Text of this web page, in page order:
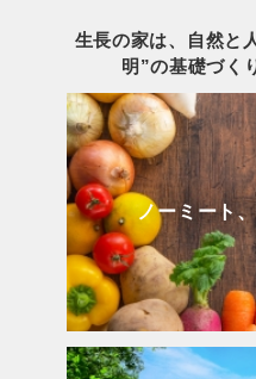
生長の家は、自然と
明”の基礎づく
ノーミート